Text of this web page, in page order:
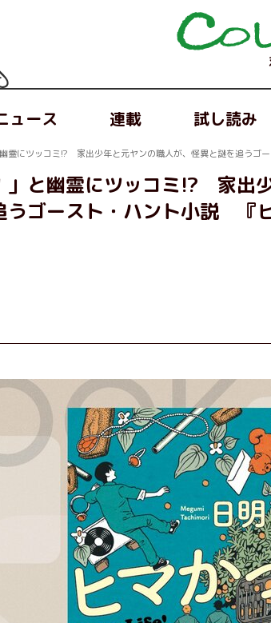
ュース 連載 試し読み
幽霊にツッコミ!? 家出少年と元ヤンの職人が、怪異と謎を追う
」と幽霊にツッコミ!? 家出
うゴースト・ハント小説 『